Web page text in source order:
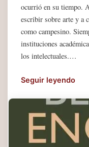
ocurrió en su tiempo.
escribir sobre arte y a
como campesino.
instituciones
los intelectuales.…
Seguir leyendo